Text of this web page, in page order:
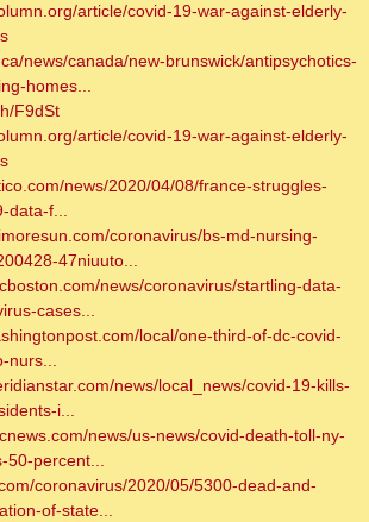
article/covid-19-war-against-elderly-
news/canada/new-brunswick/antipsychotics-
homes...
F9dSt
article/covid-19-war-against-elderly-
news/2020/04/08/france-struggles-
data-f...
coronavirus/bs-md-nursing-
47niuuto...
news/coronavirus/startling-data-
cases...
local/one-third-of-dc-covid-
nurs...
news/local_news/covid-19-kills-
i...
news/us-news/covid-death-toll-ny-
50-percent...
coronavirus/2020/05/5300-dead-and-
of-state...